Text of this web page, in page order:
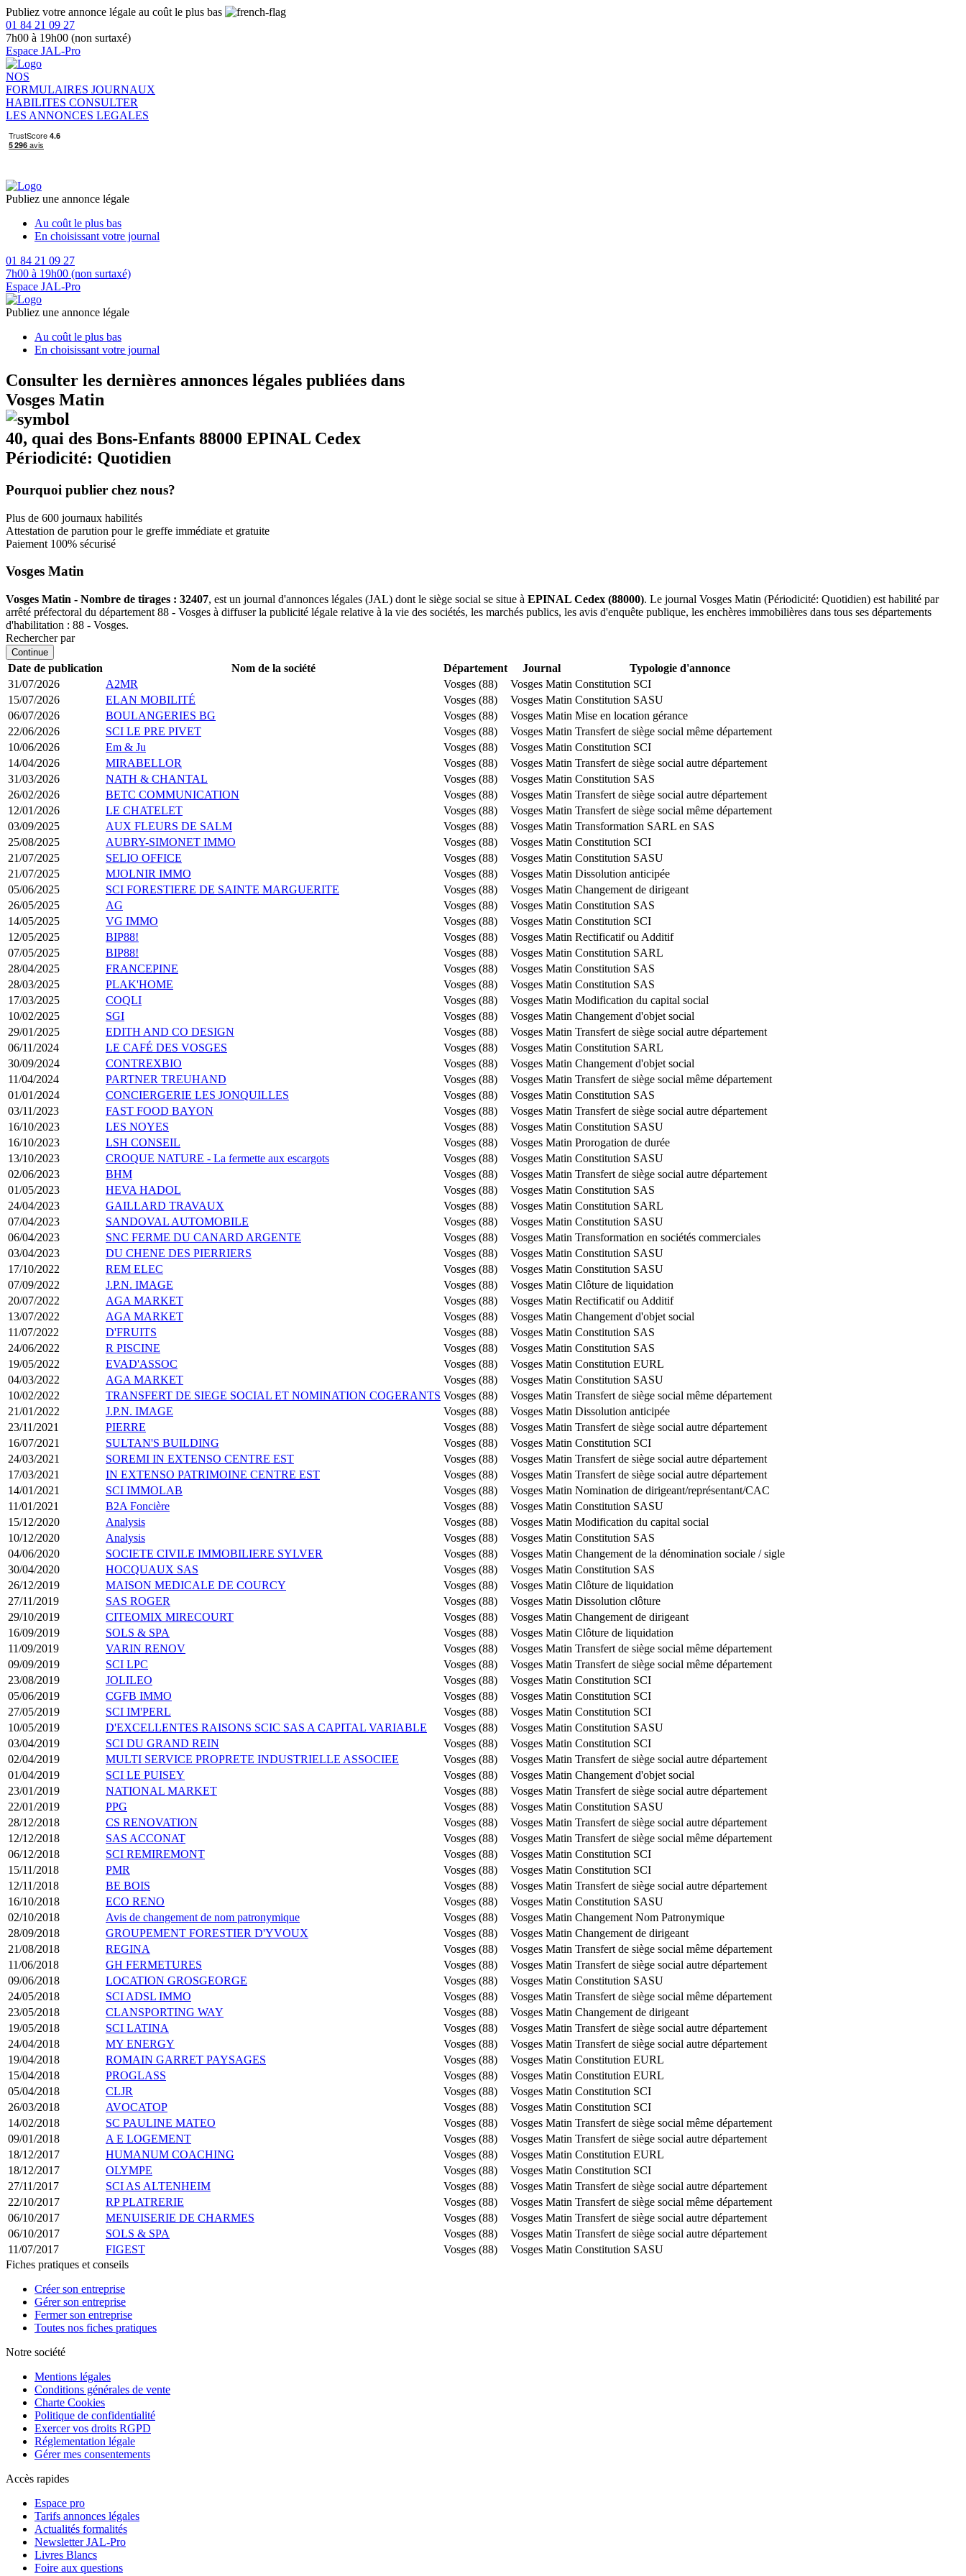
Publiez votre annonce légale au coût le plus bas
01 84 21 09 27
7h00 à 19h00 (non surtaxé)
Espace JAL-Pro
NOS
FORMULAIRES JOURNAUX
HABILITES CONSULTER
LES ANNONCES LEGALES
Publiez une annonce légale
Au coût le plus bas
En choisissant votre journal
01 84 21 09 27
7h00 à 19h00 (non surtaxé)
Espace JAL-Pro
Publiez une annonce légale
Au coût le plus bas
En choisissant votre journal
Consulter les dernières annonces légales publiées dans
Vosges Matin
40, quai des Bons-Enfants 88000 EPINAL Cedex
Périodicité: Quotidien
Pourquoi publier chez nous?
Plus de 600 journaux habilités
Attestation de parution pour le greffe immédiate et gratuite
Paiement 100% sécurisé
Vosges Matin
Vosges Matin - Nombre de tirages : 32407, est un journal d'annonces légales (JAL) dont le siège social se situe à EPINAL Cedex (88000). Le journal Vosges Matin (Périodicité: Quotidien) est habilité par
arrêté préfectoral du département 88 - Vosges à diffuser la publicité légale relative à la vie des sociétés, les marchés publics, les avis d'enquête publique, les enchères immobilières dans tous ses départements
d'habilitation : 88 - Vosges.
Rechercher par
Continue
Date de publication Nom de la société Département Journal
Typologie d'annonce
31/07/2026
A2MR Vosges (88) Vosges Matin Constitution SCI
15/07/2026
ELAN MOBILITÉ Vosges (88) Vosges Matin Constitution SASU
06/07/2026
BOULANGERIES BG Vosges (88) Vosges Matin Mise en location gérance
22/06/2026
SCI LE PRE PIVET Vosges (88) Vosges Matin Transfert de siège social même département
10/06/2026
Em & Ju Vosges (88) Vosges Matin Constitution SCI
14/04/2026
MIRABELLOR Vosges (88) Vosges Matin Transfert de siège social autre département
31/03/2026
NATH & CHANTAL Vosges (88) Vosges Matin Constitution SAS
26/02/2026
BETC COMMUNICATION Vosges (88) Vosges Matin Transfert de siège social autre département
12/01/2026
LE CHATELET Vosges (88) Vosges Matin Transfert de siège social même département
03/09/2025
AUX FLEURS DE SALM Vosges (88) Vosges Matin Transformation SARL en SAS
25/08/2025
AUBRY-SIMONET IMMO Vosges (88) Vosges Matin Constitution SCI
21/07/2025
SELIO OFFICE Vosges (88) Vosges Matin Constitution SASU
21/07/2025
MJOLNIR IMMO Vosges (88) Vosges Matin Dissolution anticipée
05/06/2025
SCI FORESTIERE DE SAINTE MARGUERITE Vosges (88) Vosges Matin Changement de dirigeant
26/05/2025
AG Vosges (88) Vosges Matin Constitution SAS
14/05/2025
VG IMMO Vosges (88) Vosges Matin Constitution SCI
12/05/2025
BIP88! Vosges (88) Vosges Matin Rectificatif ou Additif
07/05/2025
BIP88! Vosges (88) Vosges Matin Constitution SARL
28/04/2025
FRANCEPINE Vosges (88) Vosges Matin Constitution SAS
28/03/2025
PLAK'HOME Vosges (88) Vosges Matin Constitution SAS
17/03/2025
COQLI Vosges (88) Vosges Matin Modification du capital social
10/02/2025
SGI Vosges (88) Vosges Matin Changement d'objet social
29/01/2025
EDITH AND CO DESIGN Vosges (88) Vosges Matin Transfert de siège social autre département
06/11/2024
LE CAFÉ DES VOSGES Vosges (88) Vosges Matin Constitution SARL
30/09/2024
CONTREXBIO Vosges (88) Vosges Matin Changement d'objet social
11/04/2024
PARTNER TREUHAND Vosges (88) Vosges Matin Transfert de siège social même département
01/01/2024
CONCIERGERIE LES JONQUILLES Vosges (88) Vosges Matin Constitution SAS
03/11/2023
FAST FOOD BAYON Vosges (88) Vosges Matin Transfert de siège social autre département
16/10/2023
LES NOYES Vosges (88) Vosges Matin Constitution SASU
16/10/2023
LSH CONSEIL Vosges (88) Vosges Matin Prorogation de durée
13/10/2023
CROQUE NATURE - La fermette aux escargots Vosges (88) Vosges Matin Constitution SASU
02/06/2023
BHM Vosges (88) Vosges Matin Transfert de siège social autre département
01/05/2023
HEVA HADOL Vosges (88) Vosges Matin Constitution SAS
24/04/2023
GAILLARD TRAVAUX Vosges (88) Vosges Matin Constitution SARL
07/04/2023
SANDOVAL AUTOMOBILE Vosges (88) Vosges Matin Constitution SASU
06/04/2023
SNC FERME DU CANARD ARGENTE Vosges (88) Vosges Matin Transformation en sociétés commerciales
03/04/2023
DU CHENE DES PIERRIERS Vosges (88) Vosges Matin Constitution SASU
17/10/2022
REM ELEC Vosges (88) Vosges Matin Constitution SASU
07/09/2022
J.P.N. IMAGE Vosges (88) Vosges Matin Clôture de liquidation
20/07/2022
AGA MARKET Vosges (88) Vosges Matin Rectificatif ou Additif
13/07/2022
AGA MARKET Vosges (88) Vosges Matin Changement d'objet social
11/07/2022
D'FRUITS Vosges (88) Vosges Matin Constitution SAS
24/06/2022
R PISCINE Vosges (88) Vosges Matin Constitution SAS
19/05/2022
EVAD'ASSOC Vosges (88) Vosges Matin Constitution EURL
04/03/2022
AGA MARKET Vosges (88) Vosges Matin Constitution SASU
10/02/2022
TRANSFERT DE SIEGE SOCIAL ET NOMINATION COGERANTS Vosges (88) Vosges Matin Transfert de siège social même département
21/01/2022
J.P.N. IMAGE Vosges (88) Vosges Matin Dissolution anticipée
23/11/2021
PIERRE Vosges (88) Vosges Matin Transfert de siège social autre département
16/07/2021
SULTAN'S BUILDING Vosges (88) Vosges Matin Constitution SCI
24/03/2021
SOREMI IN EXTENSO CENTRE EST Vosges (88) Vosges Matin Transfert de siège social autre département
17/03/2021
IN EXTENSO PATRIMOINE CENTRE EST Vosges (88) Vosges Matin Transfert de siège social autre département
14/01/2021
SCI IMMOLAB Vosges (88) Vosges Matin Nomination de dirigeant/représentant/CAC
11/01/2021
B2A Foncière Vosges (88) Vosges Matin Constitution SASU
15/12/2020
Analysis Vosges (88) Vosges Matin Modification du capital social
10/12/2020
Analysis Vosges (88) Vosges Matin Constitution SAS
04/06/2020
SOCIETE CIVILE IMMOBILIERE SYLVER Vosges (88) Vosges Matin Changement de la dénomination sociale / sigle
30/04/2020
HOCQUAUX SAS Vosges (88) Vosges Matin Constitution SAS
26/12/2019
MAISON MEDICALE DE COURCY Vosges (88) Vosges Matin Clôture de liquidation
27/11/2019
SAS ROGER Vosges (88) Vosges Matin Dissolution clôture
29/10/2019
CITEOMIX MIRECOURT Vosges (88) Vosges Matin Changement de dirigeant
16/09/2019
SOLS & SPA Vosges (88) Vosges Matin Clôture de liquidation
11/09/2019
VARIN RENOV Vosges (88) Vosges Matin Transfert de siège social même département
09/09/2019
SCI LPC Vosges (88) Vosges Matin Transfert de siège social même département
23/08/2019
JOLILEO Vosges (88) Vosges Matin Constitution SCI
05/06/2019
CGFB IMMO Vosges (88) Vosges Matin Constitution SCI
27/05/2019
SCI IM'PERL Vosges (88) Vosges Matin Constitution SCI
10/05/2019
D'EXCELLENTES RAISONS SCIC SAS A CAPITAL VARIABLE Vosges (88) Vosges Matin Constitution SASU
03/04/2019
SCI DU GRAND REIN Vosges (88) Vosges Matin Constitution SCI
02/04/2019
MULTI SERVICE PROPRETE INDUSTRIELLE ASSOCIEE Vosges (88) Vosges Matin Transfert de siège social autre département
01/04/2019
SCI LE PUISEY Vosges (88) Vosges Matin Changement d'objet social
23/01/2019
NATIONAL MARKET Vosges (88) Vosges Matin Transfert de siège social autre département
22/01/2019
PPG Vosges (88) Vosges Matin Constitution SASU
28/12/2018
CS RENOVATION Vosges (88) Vosges Matin Transfert de siège social autre département
12/12/2018
SAS ACCONAT Vosges (88) Vosges Matin Transfert de siège social même département
06/12/2018
SCI REMIREMONT Vosges (88) Vosges Matin Constitution SCI
15/11/2018
PMR Vosges (88) Vosges Matin Constitution SCI
12/11/2018
BE BOIS Vosges (88) Vosges Matin Transfert de siège social autre département
16/10/2018
ECO RENO Vosges (88) Vosges Matin Constitution SASU
02/10/2018
Avis de changement de nom patronymique Vosges (88) Vosges Matin Changement Nom Patronymique
28/09/2018
GROUPEMENT FORESTIER D'YVOUX Vosges (88) Vosges Matin Changement de dirigeant
21/08/2018
REGINA Vosges (88) Vosges Matin Transfert de siège social même département
11/06/2018
GH FERMETURES Vosges (88) Vosges Matin Transfert de siège social autre département
09/06/2018
LOCATION GROSGEORGE Vosges (88) Vosges Matin Constitution SASU
24/05/2018
SCI ADSL IMMO Vosges (88) Vosges Matin Transfert de siège social même département
23/05/2018
CLANSPORTING WAY Vosges (88) Vosges Matin Changement de dirigeant
19/05/2018
SCI LATINA Vosges (88) Vosges Matin Transfert de siège social autre département
24/04/2018
MY ENERGY Vosges (88) Vosges Matin Transfert de siège social autre département
19/04/2018
ROMAIN GARRET PAYSAGES Vosges (88) Vosges Matin Constitution EURL
15/04/2018
PROGLASS Vosges (88) Vosges Matin Constitution EURL
05/04/2018
CLJR Vosges (88) Vosges Matin Constitution SCI
26/03/2018
AVOCATOP Vosges (88) Vosges Matin Constitution SCI
14/02/2018
SC PAULINE MATEO Vosges (88) Vosges Matin Transfert de siège social même département
09/01/2018
A E LOGEMENT Vosges (88) Vosges Matin Transfert de siège social autre département
18/12/2017
HUMANUM COACHING Vosges (88) Vosges Matin Constitution EURL
18/12/2017
OLYMPE Vosges (88) Vosges Matin Constitution SCI
27/11/2017
SCI AS ALTENHEIM Vosges (88) Vosges Matin Transfert de siège social autre département
22/10/2017
RP PLATRERIE Vosges (88) Vosges Matin Transfert de siège social même département
06/10/2017
MENUISERIE DE CHARMES Vosges (88) Vosges Matin Transfert de siège social autre département
06/10/2017
SOLS & SPA Vosges (88) Vosges Matin Transfert de siège social autre département
11/07/2017
FIGEST Vosges (88) Vosges Matin Constitution SASU
Fiches pratiques et conseils
Créer son entreprise
Gérer son entreprise
Fermer son entreprise
Toutes nos fiches pratiques
Notre société
Mentions légales
Conditions générales de vente
Charte Cookies
Politique de confidentialité
Exercer vos droits RGPD
Réglementation légale
Gérer mes consentements
Accès rapides
Espace pro
Tarifs annonces légales
Actualités formalités
Newsletter JAL-Pro
Livres Blancs
Foire aux questions